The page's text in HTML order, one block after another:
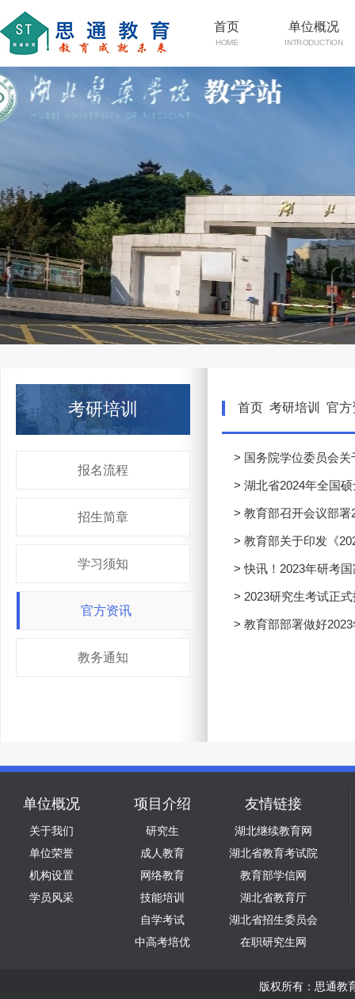
首页
HOME
单位概况
INTRODUCTION
考研培训
报名流程
招生简章
学习须知
官方资讯
教务通知
首页 考研培训 官方
> 国务院学位委员会
> 湖北省2024年全国
> 教育部召开会议部
> 教育部关于印发《
> 快讯！2023年研考
> 2023研究生考试正
> 教育部部署做好
单位概况
关于我们
单位荣誉
机构设置
学员风采
项目介绍
研究生
成人教育
网络教育
技能培训
自学考试
中高考培优
友情链接
湖北继续教育网
湖北省教育考试院
教育部学信网
湖北省教育厅
湖北省招生委员会
在职研究生网
版权所有：思通